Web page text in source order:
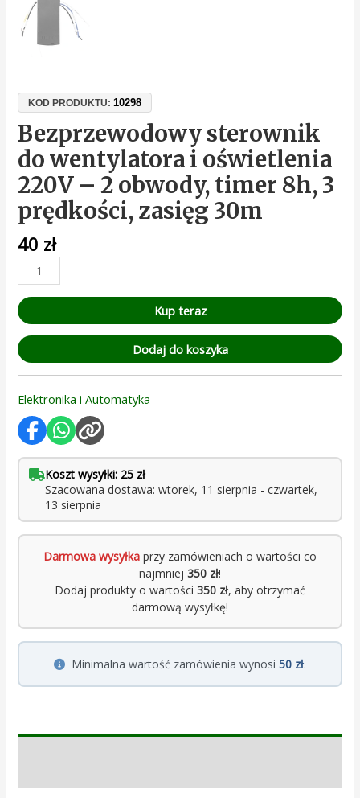
KOD PRODUKTU:10298
Bezprzewodowy sterownik
do wentylatora i oświetlenia
220V – 2 obwody, timer 8h, 3
prędkości, zasięg 30m
40 zł
Kup teraz
Dodaj do koszyka
Elektronika i Automatyka
Koszt wysyłki: 25 zł
Szacowana dostawa: wtorek, 11 sierpnia - czwartek,
13 sierpnia
Darmowa wysyłka przy zamówieniach o wartości co
najmniej 350 zł!
Dodaj produkty o wartości 350 zł, aby otrzymać
darmową wysyłkę!
Minimalna wartość zamówienia wynosi 50 zł.